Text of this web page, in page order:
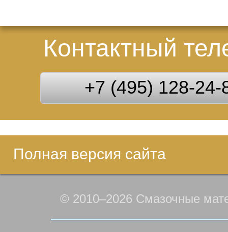
Контактный
+7 (495) 128-24-
Полная версия сайта
© 2010–2026 Смазочные